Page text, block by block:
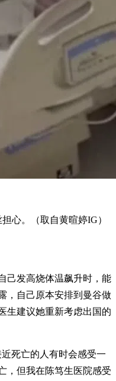
心。（取自黄暄婷IG）
己发高烧体温飙升时，能
，自己原本安排到曼谷做
生建议她重新考虑出国的
死亡的人有时会感受一
，但我在陈笃生医院感受